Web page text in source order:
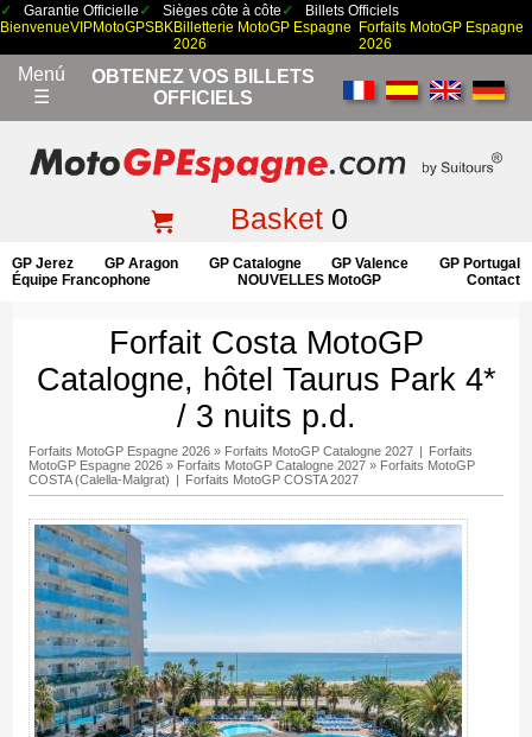
Garantie Officielle Sièges côte à côte
Billets Officiels
BienvenueVIPMotoGPSBKBilletterie MotoGP Espagne
2026
Forfaits MotoGP Espagne
2026
Menú
☰
OBTENEZ VOS BILLETS
OFFICIELS
Basket0
GP Jerez GP Aragon GP Catalogne GP Valence
GP Portugal
Équipe Francophone
NOUVELLES MotoGP Contact
Forfait Costa MotoGP
Catalogne, hôtel Taurus Park 4*
/ 3 nuits p.d.
Forfaits MotoGP Espagne 2026» Forfaits MotoGP Catalogne 2027 | Forfaits
MotoGP Espagne 2026» Forfaits MotoGP Catalogne 2027» Forfaits MotoGP
COSTA (Calella-Malgrat) | Forfaits MotoGP COSTA 2027